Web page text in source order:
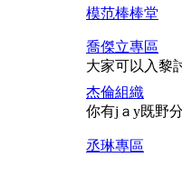
模范棒棒堂
喬傑立專區
大家可以入黎
杰倫組織
你有jａy既野
丞琳專區